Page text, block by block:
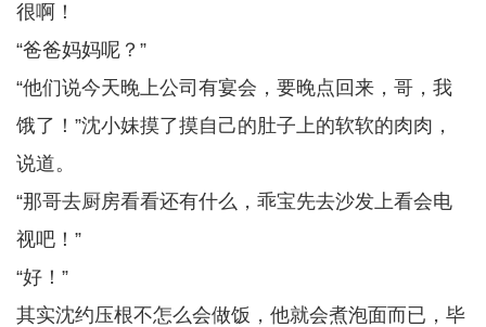
很啊！
“爸爸妈妈呢？”
“他们说今天晚上公司有宴会，要晚点回来，哥，我
饿了！”沈小妹摸了摸自己的肚子上的软软的肉肉，
说道。
“那哥去厨房看看还有什么，乖宝先去沙发上看会电
视吧！”
“好！”
其实沈约压根不怎么会做饭，他就会煮泡面而已，毕